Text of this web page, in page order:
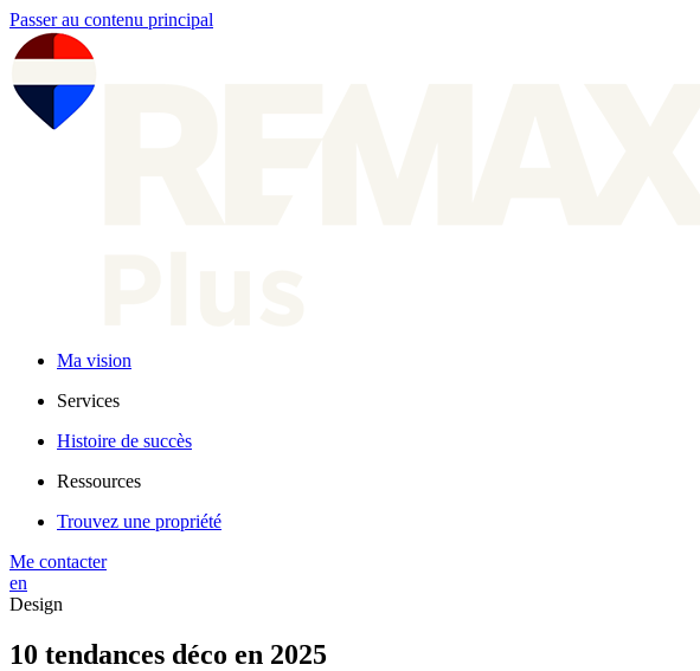
Passer au contenu principal
Ma vision
Services
Histoire de succès
Ressources
Trouvez une propriété
Me contacter
en
Design
10 tendances déco en 2025